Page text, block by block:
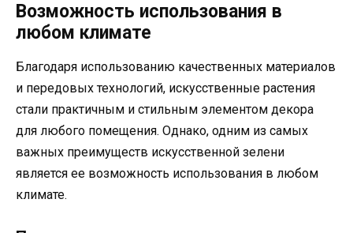
Возможность использования в
любом климате
Благодаря использованию качественных материалов
и передовых технологий, искусственные растения
стали практичным и стильным элементом декора
для любого помещения. Однако, одним из самых
важных преимуществ искусственной зелени
является ее возможность использования в любом
климате.